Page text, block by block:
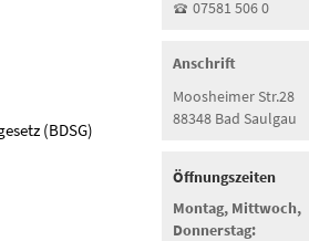
(BDSG)
07581 506 0
Anschrift
Moosheimer Str.28
88348 Bad Saulgau
Öffnungszeiten
Montag, Mittwoch,
Donnerstag: